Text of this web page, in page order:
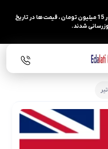
توجه : تک فروشی نداریم ، حداقل فاکتور 15 میلیون تومان ، قیمت ها در تاریخ
تیر